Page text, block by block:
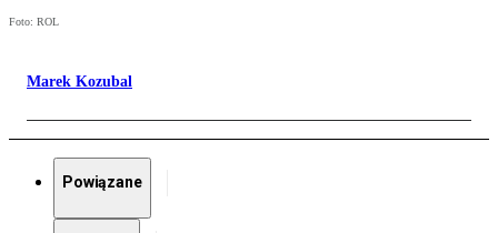
Foto: ROL
Marek Kozubal
Powiązane